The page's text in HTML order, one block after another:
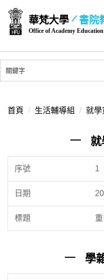
跳
到
主
容
區
華梵大學 書院
Office of Academy Education
首頁 生活輔導組 就學
1
學